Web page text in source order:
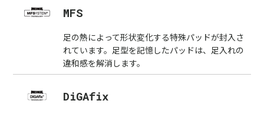
MFS
足の熱によって形状変化する特殊パッドが封入さ
れています。足型を記憶したパッドは、足入れの
違和感を解消します。
DiGAfix